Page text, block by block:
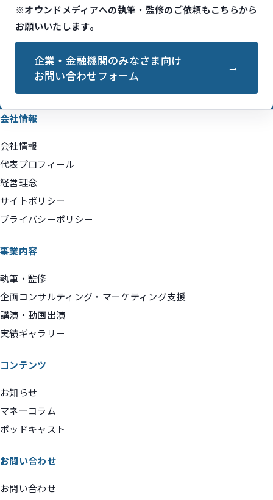
※オウンドメディアへの執筆・監修のご依頼もこちらから
お願いいたします。
企業・金融機関のみなさま向け
お問い合わせフォーム
会社情報
会社情報
代表プロフィール
経営理念
サイトポリシー
プライバシーポリシー
事業内容
執筆・監修
企画コンサルティング・マーケティング支援
講演・動画出演
実績ギャラリー
コンテンツ
お知らせ
マネーコラム
ポッドキャスト
お問い合わせ
お問い合わせ